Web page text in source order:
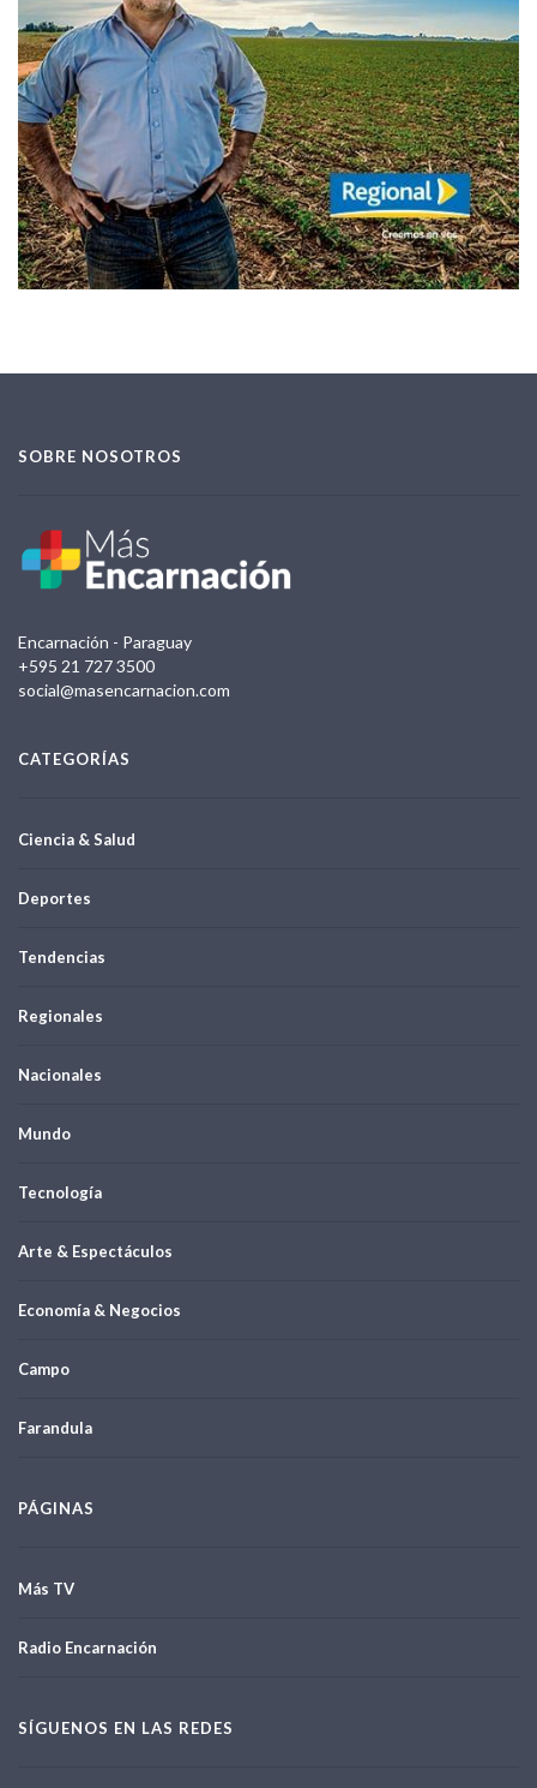
SOBRE NOSOTROS
Encarnación - Paraguay
+595 21 727 3500
social@masencarnacion.com
CATEGORÍAS
Ciencia & Salud
Deportes
Tendencias
Regionales
Nacionales
Mundo
Tecnología
Arte & Espectáculos
Economía & Negocios
Campo
Farandula
PÁGINAS
Más TV
Radio Encarnación
SÍGUENOS EN LAS REDES